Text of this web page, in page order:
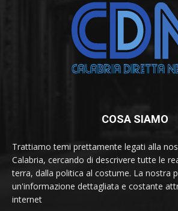
COSA SIAMO
Trattiamo temi prettamente legati alla
Calabria, cercando di descrivere tutte le
terra, dalla politica al costume. La nostra
un'informazione dettagliata e costante
internet